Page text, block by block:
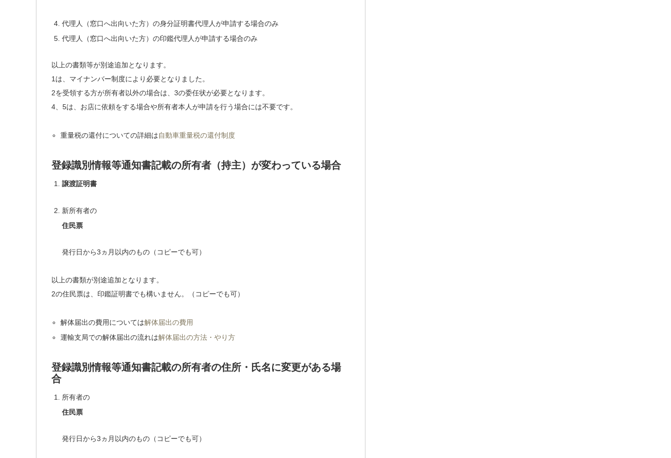
代理人（窓口へ出向いた方）の身分証明書代理人が申請する場合のみ
代理人（窓口へ出向いた方）の印鑑代理人が申請する場合のみ
以上の書類等が別途追加となります。
1は、マイナンバー制度により必要となりました。
2を受領する方が所有者以外の場合は、3の委任状が必要となります。
4、5は、お店に依頼をする場合や所有者本人が申請を行う場合には不要です。
重量税の還付についての詳細は自動車重量税の還付制度
登録識別情報等通知書記載の所有者（持主）が変わっている場合
譲渡証明書
新所有者の
住民票
発行日から3ヵ月以内のもの（コピーでも可）
以上の書類が別途追加となります。
2の住民票は、印鑑証明書でも構いません。（コピーでも可）
解体届出の費用については解体届出の費用
運輸支局での解体届出の流れは解体届出の方法・やり方
登録識別情報等通知書記載の所有者の住所・氏名に変更がある場
合
所有者の
住民票
発行日から3ヵ月以内のもの（コピーでも可）